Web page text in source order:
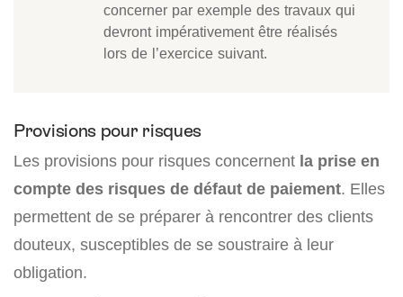
concerner par exemple des travaux qui
devront impérativement être réalisés
lors de l’exercice suivant.
Provisions pour risques
Les provisions pour risques concernent la prise en
compte des risques de défaut de paiement. Elles
permettent de se préparer à rencontrer des clients
douteux, susceptibles de se soustraire à leur
obligation.